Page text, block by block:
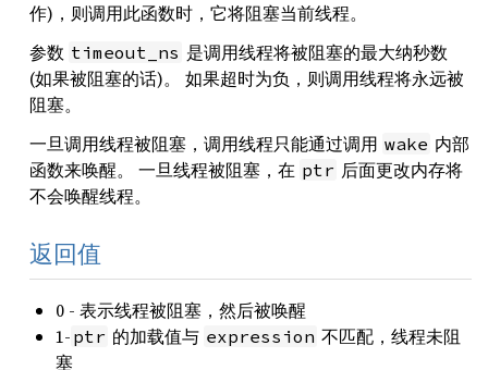
作)，则调用此函数时，它将阻塞当前线程。
参数 timeout_ns 是调用线程将被阻塞的最大纳秒数
(如果被阻塞的话)。 如果超时为负，则调用线程将永远被
阻塞。
一旦调用线程被阻塞，调用线程只能通过调用 wake 内部
函数来唤醒。 一旦线程被阻塞，在 ptr 后面更改内存将
不会唤醒线程。
返回值
0 - 表示线程被阻塞，然后被唤醒
1- ptr 的加载值与 expression 不匹配，线程未阻
塞